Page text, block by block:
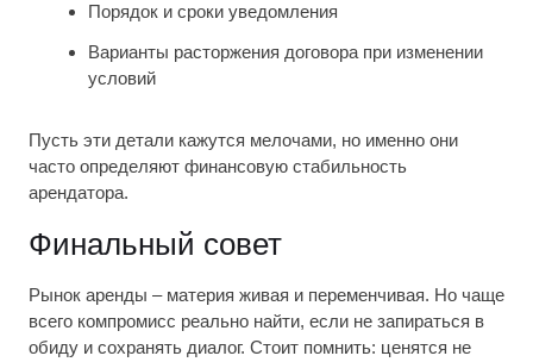
Порядок и сроки уведомления
Варианты расторжения договора при изменении
условий
Пусть эти детали кажутся мелочами, но именно они
часто определяют финансовую стабильность
арендатора.
Финальный совет
Рынок аренды – материя живая и переменчивая. Но чаще
всего компромисс реально найти, если не запираться в
обиду и сохранять диалог. Стоит помнить: ценятся не